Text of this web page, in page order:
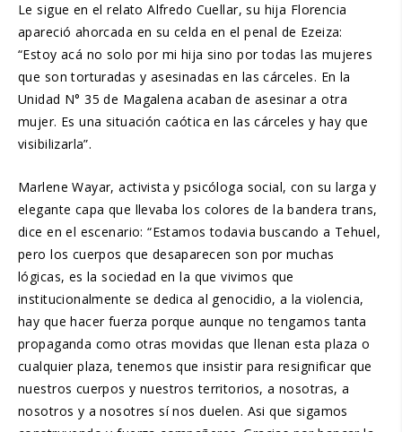
Le sigue en el relato Alfredo Cuellar, su hija Florencia
apareció ahorcada en su celda en el penal de Ezeiza:
“Estoy acá no solo por mi hija sino por todas las mujeres
que son torturadas y asesinadas en las cárceles. En la
Unidad N° 35 de Magalena acaban de asesinar a otra
mujer. Es una situación caótica en las cárceles y hay que
visibilizarla”.
Marlene Wayar, activista y psicóloga social, con su larga y
elegante capa que llevaba los colores de la bandera trans,
dice en el escenario: “Estamos todavia buscando a Tehuel,
pero los cuerpos que desaparecen son por muchas
lógicas, es la sociedad en la que vivimos que
institucionalmente se dedica al genocidio, a la violencia,
hay que hacer fuerza porque aunque no tengamos tanta
propaganda como otras movidas que llenan esta plaza o
cualquier plaza, tenemos que insistir para resignificar que
nuestros cuerpos y nuestros territorios, a nosotras, a
nosotros y a nosotres sí nos duelen. Asi que sigamos